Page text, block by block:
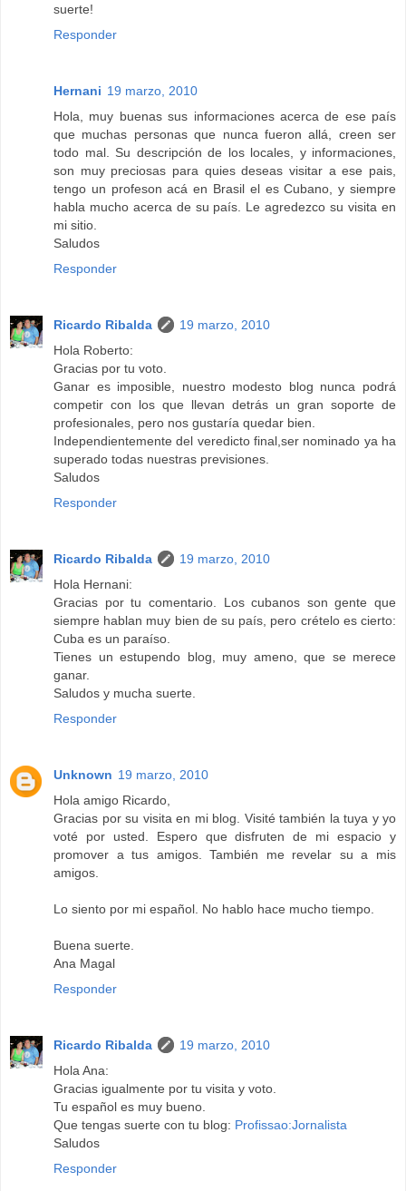
suerte!
Responder
Hernani 19 marzo, 2010
Hola, muy buenas sus informaciones acerca de ese país
que muchas personas que nunca fueron allá, creen ser
todo mal. Su descripción de los locales, y informaciones,
son muy preciosas para quies deseas visitar a ese pais,
tengo un profeson acá en Brasil el es Cubano, y siempre
habla mucho acerca de su país. Le agredezco su visita en
mi sitio.
Saludos
Responder
Ricardo Ribalda
19 marzo, 2010
Hola Roberto:
Gracias por tu voto.
Ganar es imposible, nuestro modesto blog nunca podrá
competir con los que llevan detrás un gran soporte de
profesionales, pero nos gustaría quedar bien.
Independientemente del veredicto final,ser nominado ya ha
superado todas nuestras previsiones.
Saludos
Responder
Ricardo Ribalda
19 marzo, 2010
Hola Hernani:
Gracias por tu comentario. Los cubanos son gente que
siempre hablan muy bien de su país, pero crételo es cierto:
Cuba es un paraíso.
Tienes un estupendo blog, muy ameno, que se merece
ganar.
Saludos y mucha suerte.
Responder
Unknown 19 marzo, 2010
Hola amigo Ricardo,
Gracias por su visita en mi blog. Visité también la tuya y yo
voté por usted. Espero que disfruten de mi espacio y
promover a tus amigos. También me revelar su a mis
amigos.
Lo siento por mi español. No hablo hace mucho tiempo.
Buena suerte.
Ana Magal
Responder
Ricardo Ribalda
19 marzo, 2010
Hola Ana:
Gracias igualmente por tu visita y voto.
Tu español es muy bueno.
Que tengas suerte con tu blog: Profissao:Jornalista
Saludos
Responder